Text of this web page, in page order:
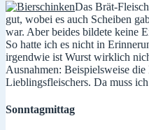
Das Brät-
gut, wobei es auch Scheiben
war. Aber beides bildete keine
So hatte ich es nicht in
irgendwie ist Wurst wirklich
Ausnahmen: Beispielsweise
Lieblingsfleischers. Da muss
Sonntagmittag